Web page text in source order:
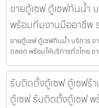
ขายตู้เซฟ ตู้เซฟกันน้ำ
พร้อมทีมงานมืออาชีพ
ขายตู้เซฟ ตู้เซฟกันน้ำ บริการ
ตลอด พร้อมให้บริการทั่วไทย ข
รับติดตั้งตู้เซฟ ตู้เซฟร้
ตู้เซฟ รับติดตั้งตู้เซฟ